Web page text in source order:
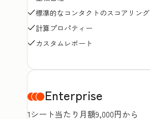
標準的なコンタクトのスコアリング
計算プロパティー
カスタムレポート
Enterprise
1シート当たり月額9,000円から